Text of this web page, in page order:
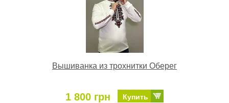
Вышиванка из трохнитки Оберег
1 800 грн Купить